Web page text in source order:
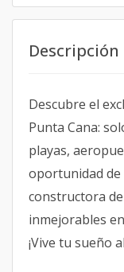
Descripción
Descubre el
Punta Cana:
playas,
oportunidad
constructora
inmejorables
¡Vive tu sueño